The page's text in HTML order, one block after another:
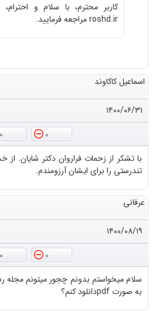
کاربر محترم، با سلام و
roshd.ir مراجعه فرمایید.
اسماعیل کاکاوند
۱۴۰۰/۰۶/۳۱
0
0
با تشکر از زحمات فراروان دکتر شایان. از
تندرستی را برای ایشان آرزومندم.
عرفانی
۱۴۰۰/۰۸/۱۹
0
0
به صورت pdfدانلود کنم؟